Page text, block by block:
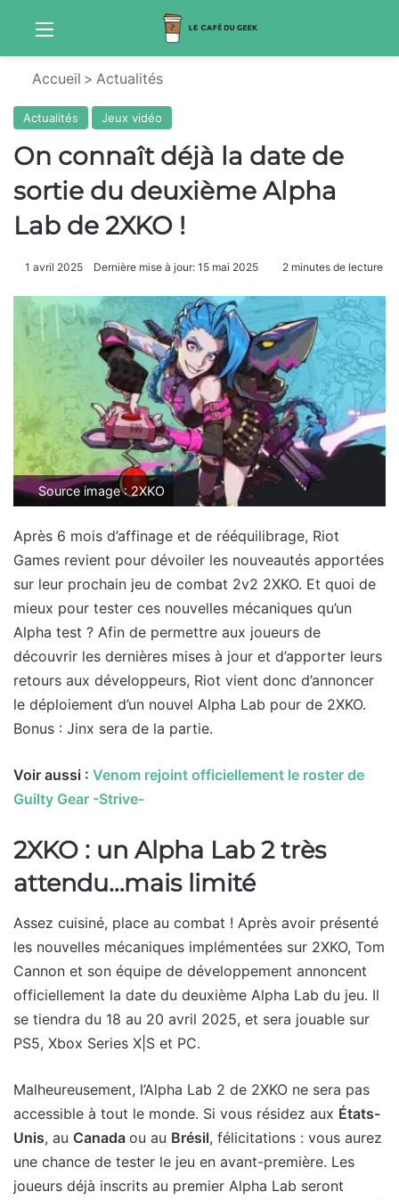
Menu
Accueil > Actualités
Actualités Jeux vidéo
On connaît déjà la date de
sortie du deuxième Alpha
Lab de 2XKO !
1 avril 2025 Dernière mise à jour: 15 mai 2025 2 minutes de lecture
Source image : 2XKO
Après 6 mois d’affinage et de rééquilibrage, Riot
Games revient pour dévoiler les nouveautés apportées
sur leur prochain jeu de combat 2v2 2XKO. Et quoi de
mieux pour tester ces nouvelles mécaniques qu’un
Alpha test ? Afin de permettre aux joueurs de
découvrir les dernières mises à jour et d’apporter leurs
retours aux développeurs, Riot vient donc d’annoncer
le déploiement d’un nouvel Alpha Lab pour de 2XKO.
Bonus : Jinx sera de la partie.
Voir aussi : Venom rejoint officiellement le roster de
Guilty Gear -Strive-
2XKO : un Alpha Lab 2 très
attendu…mais limité
Assez cuisiné, place au combat ! Après avoir présenté
les nouvelles mécaniques implémentées sur 2XKO, Tom
Cannon et son équipe de développement annoncent
officiellement la date du deuxième Alpha Lab du jeu. Il
se tiendra du 18 au 20 avril 2025, et sera jouable sur
PS5, Xbox Series X|S et PC.
Malheureusement, l’Alpha Lab 2 de 2XKO ne sera pas
accessible à tout le monde. Si vous résidez aux États-
Unis, au Canada ou au Brésil, félicitations : vous aurez
une chance de tester le jeu en avant-première. Les
joueurs déjà inscrits au premier Alpha Lab seront